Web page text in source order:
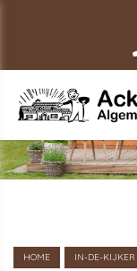
HOME IN-DE-KIJKER